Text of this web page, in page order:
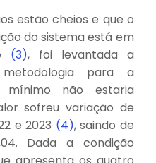
estão cheios e que o
do sistema está em
(3), foi levantada a
para a
mínimo não estaria
sofreu variação de
e 2023 (4), saindo de
Dada a condição